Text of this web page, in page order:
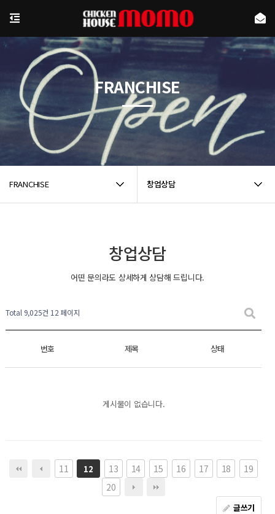
FRANCHISE 창업상담
FRANCHISE
창업상담
어떤 문의라도 상세하게 상담해 드립니다.
Total 9,025건 12 페이지
번호 제목 상태
게시물이 없습니다.
11 12 13 14 15 16 17 18
19
20
글쓰기